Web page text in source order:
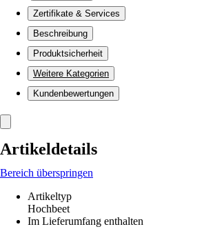
Zertifikate & Services
Beschreibung
Produktsicherheit
Weitere Kategorien
Kundenbewertungen
Artikeldetails
Bereich überspringen
Artikeltyp
Hochbeet
Im Lieferumfang enthalten